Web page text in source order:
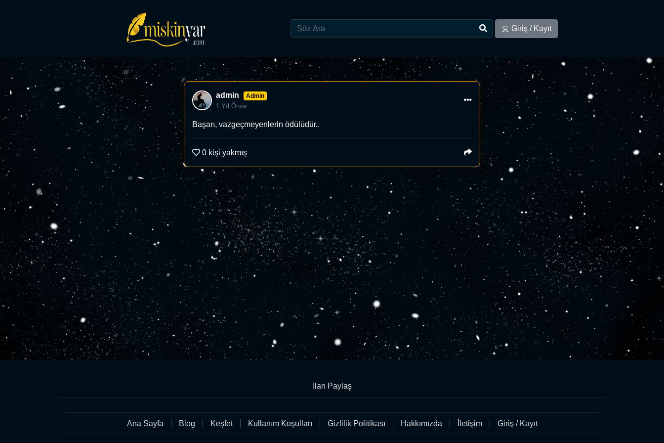
Giriş / Kayıt
admin Admin
1 Yıl Önce
Başarı, vazgeçmeyenlerin ödülüdür..
0 kişi yakmış
İlan Paylaş
Ana Sayfa Blog Keşfet Kullanım Koşulları Gizlilik Politikası Hakkımızda İletişim Giriş / Kayıt